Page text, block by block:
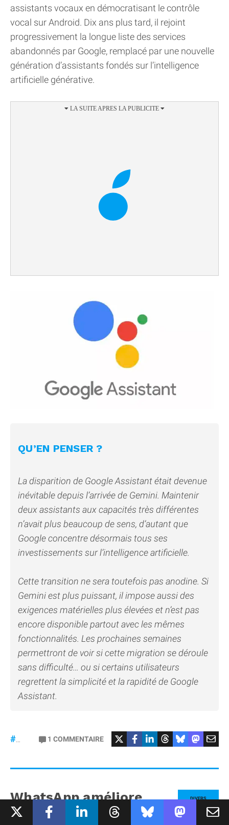
assistants vocaux en démocratisant le contrôle
vocal sur Android. Dix ans plus tard, il rejoint
progressivement la longue liste des services
abandonnés par Google, remplacé par une nouvelle
génération d’assistants fondés sur l’intelligence
artificielle générative.
QU’EN PENSER ?
La disparition de Google Assistant était devenue
inévitable depuis l’arrivée de Gemini. Maintenir
deux assistants aux capacités très différentes
n’avait plus beaucoup de sens, d’autant que
Google concentre désormais tous ses
investissements sur l’intelligence artificielle.
Cette transition ne sera toutefois pas anodine. Si
Gemini est plus puissant, il impose aussi des
exigences matérielles plus élevées et n’est pas
encore disponible partout avec les mêmes
fonctionnalités. Les prochaines semaines
permettront de voir si cette migration se déroule
sans difficulté… ou si certains utilisateurs
regrettent la simplicité et la rapidité de Google
Assistant.
#Gemini #GoogleAssistant#Siri
1 COMMENTAIRE
DIVERS
WhatsApp améliore
vraiment les